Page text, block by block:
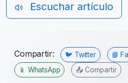
Escuchar artículo
Compartir: 🐦 Twitter
📘
📱 WhatsApp
📤 Compartir